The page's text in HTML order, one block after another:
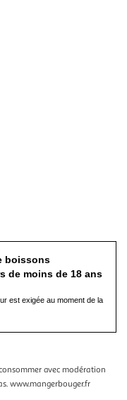
boissons
de moins de 18 ans
est exigée au moment de la
avec modération
www.mangerbouger.fr